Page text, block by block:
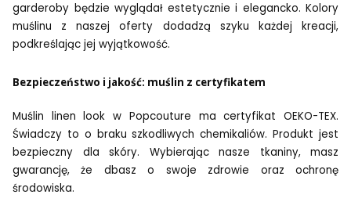
garderoby będzie wyglądał estetycznie i elegancko. Kolory
muślinu z naszej oferty dodadzą szyku każdej kreacji,
podkreślając jej wyjątkowość.
Bezpieczeństwo i jakość: muślin z certyfikatem
Muślin linen look w Popcouture ma certyfikat OEKO-TEX.
Świadczy to o braku szkodliwych chemikaliów. Produkt jest
bezpieczny dla skóry. Wybierając nasze tkaniny, masz
gwarancję, że dbasz o swoje zdrowie oraz ochronę
środowiska.